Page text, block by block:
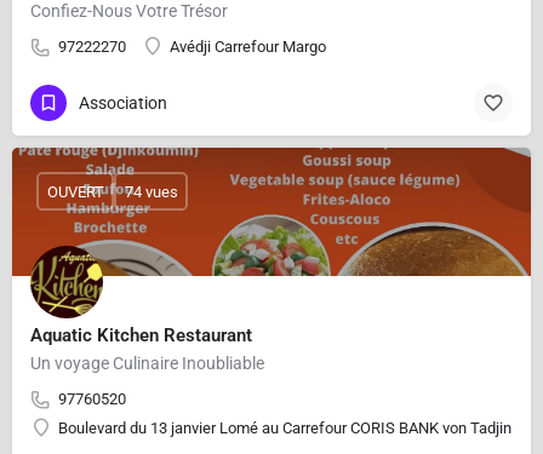
Confiez-Nous Votre Trésor
97222270 Avédji Carrefour Margo
Association
Aquatic Kitchen Restaurant
Un voyage Culinaire Inoubliable
97760520
Boulevard du 13 janvier Lomé au Carrefour CORIS BANK von Tadjin
OUVERT 74 vues